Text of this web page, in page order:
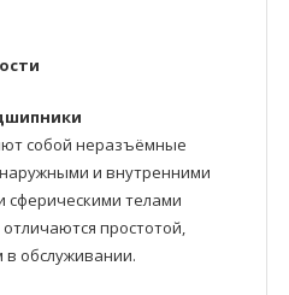
собой неразъёмные
и внутренними
сферическими телами
простотой,
обслуживании.